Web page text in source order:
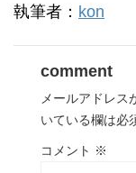
執筆者： kon
comment
メールアドレス
いている欄は必
コメント ※